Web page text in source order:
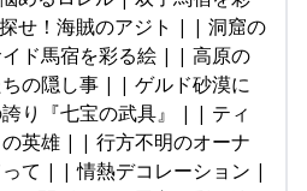
せ！海賊のアジト | | 洞窟の
ド馬宿を彩る絵 | | 高原の
の隠し事 | | ゲルド砂漠に
り『七宝の武具』 | | ティ
英雄 | | 行方不明のオーナ
て | | 情熱デコレーション |